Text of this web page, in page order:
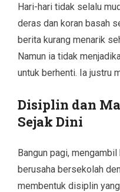
Hari-hari tidak selalu
deras dan koran basah
berita kurang menarik
Namun ia tidak
untuk berhenti. Ia justru
Disiplin dan
Sejak Dini
Bangun pagi,
berusaha bersekolah
membentuk disiplin